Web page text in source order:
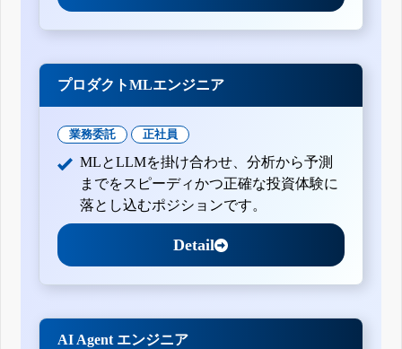
プロダクトMLエンジニア
業務委託 正社員
MLとLLMを掛け合わせ、分析から予測
までをスピーディかつ正確な投資体験に
落とし込むポジションです。
Detail
AI Agent エンジニア